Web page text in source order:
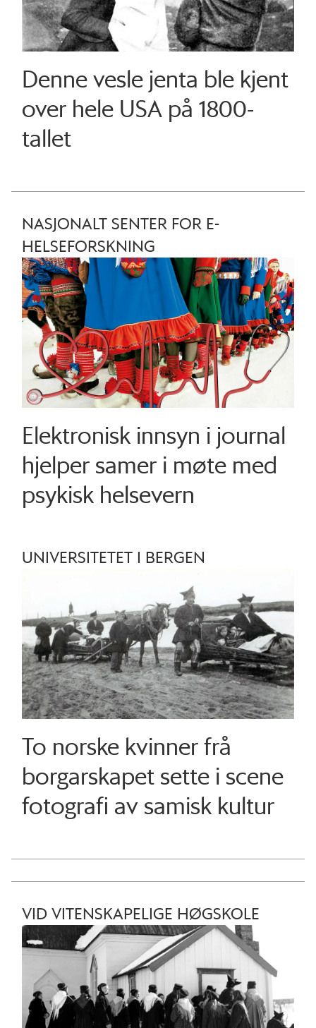
Denne vesle jenta ble kjent
over hele USA på 1800-
tallet
NASJONALT SENTER FOR E-
HELSEFORSKNING
Elektronisk innsyn i journal
hjelper samer i møte med
psykisk helsevern
UNIVERSITETET I BERGEN
To norske kvinner frå
borgar­skapet sette i scene
fotografi av samisk kultur
VID VITENSKAPELIGE HØGSKOLE